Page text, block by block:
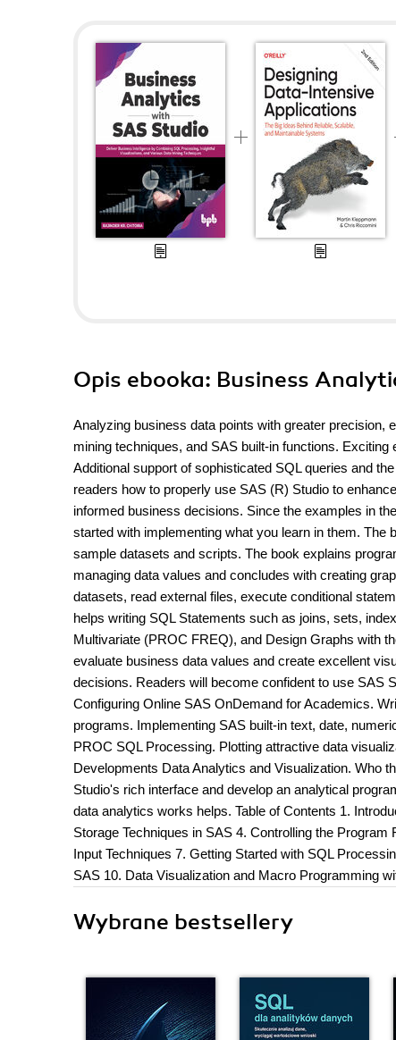
Opis ebooka: Business
Analyzing business data points with greater precision,
mining techniques, and SAS built-in functions.
Additional support of sophisticated SQL queries and
readers how to properly use SAS (R) Studio to
informed business decisions. Since the examples in
started with implementing what you learn in them.
sample datasets and scripts. The book explains
managing data values and concludes with creating
datasets, read external files, execute conditional
helps writing SQL Statements such as joins, sets,
Multivariate (PROC FREQ), and Design Graphs with
evaluate business data values and create excellent
decisions. Readers will become confident to use SAS
Configuring Online SAS OnDemand for Academics.
programs. Implementing SAS built-in text, date,
PROC SQL Processing. Plotting attractive data
Developments Data Analytics and Visualization. Who
Studio's rich interface and develop an analytical
data analytics works helps. Table of Contents 1.
Storage Techniques in SAS 4. Controlling the
Input Techniques 7. Getting Started with SQL
SAS 10. Data Visualization and Macro Programming
Wybrane bestsellery